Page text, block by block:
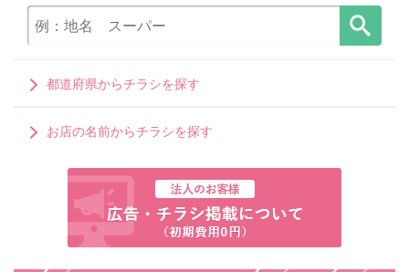
都道府県からチラシを探す
お店の名前からチラシを探す